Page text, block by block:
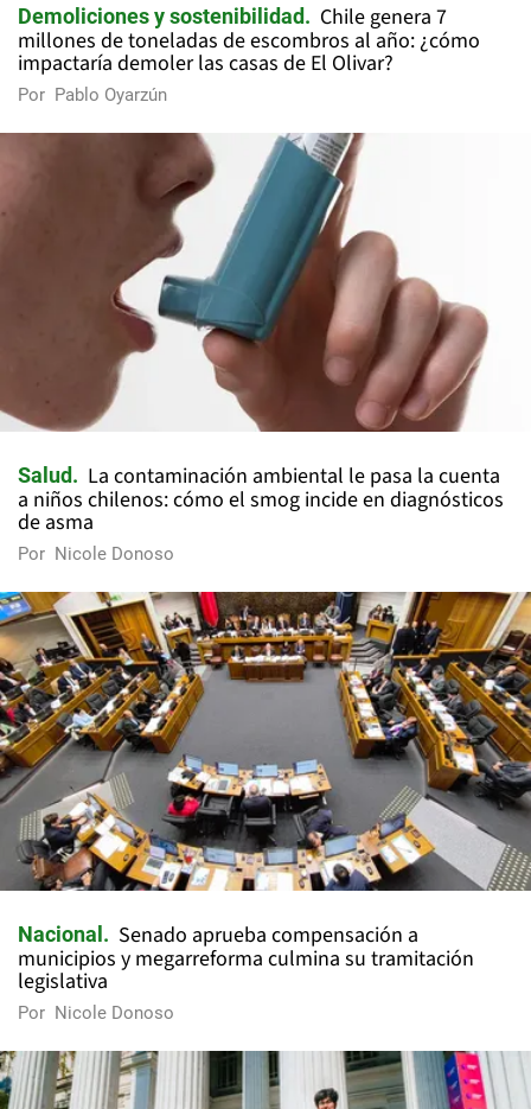
Demoliciones y sostenibilidad
Chile genera 7
millones de toneladas de escombros al año: ¿cómo
impactaría demoler las casas de El Olivar?
Por Pablo Oyarzún
Salud
La contaminación ambiental le pasa la cuenta
a niños chilenos: cómo el smog incide en diagnósticos
de asma
Por Nicole Donoso
Nacional
Senado aprueba compensación a
municipios y megarreforma culmina su tramitación
legislativa
Por Nicole Donoso